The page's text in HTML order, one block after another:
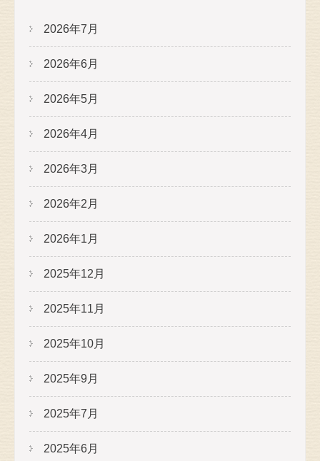
2026年7月
2026年6月
2026年5月
2026年4月
2026年3月
2026年2月
2026年1月
2025年12月
2025年11月
2025年10月
2025年9月
2025年7月
2025年6月